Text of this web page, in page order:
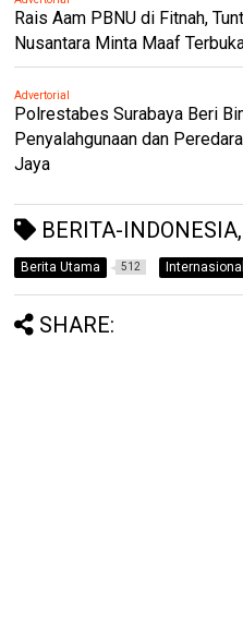
Rais Aam PBNU di Fitnah,
Nusantara Minta Maaf
Advertorial
Polrestabes Surabaya Beri
Penyalahgunaan dan
Jaya
BERITA-
Berita Utama 512 Internasional
SHARE: